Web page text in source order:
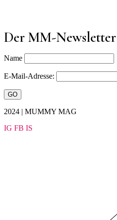
Der MM-
Name
E-Mail-Adresse:
2024 | MUMMY MAG
IG FB IS